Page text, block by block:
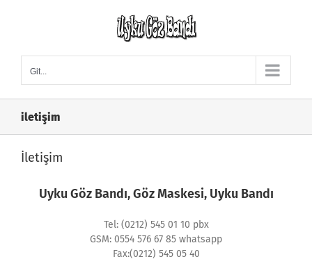
Git...
iletişim
İletişim
Uyku Göz Bandı, Göz Maskesi, Uyku Bandı
Tel: (0212) 545 01 10 pbx
GSM: 0554 576 67 85 whatsapp
Fax:(0212) 545 05 40